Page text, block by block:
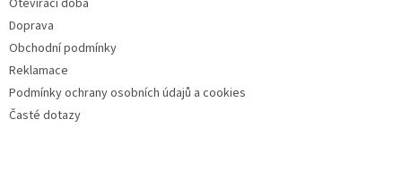
Otevírací doba
Doprava
Obchodní podmínky
Reklamace
Podmínky ochrany osobních údajů a cookies
Časté dotazy